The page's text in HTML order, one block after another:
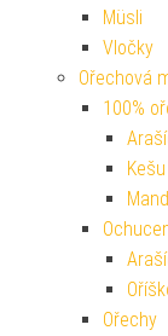
Müsli
Vločky
Ořechová
100%
Ořechy